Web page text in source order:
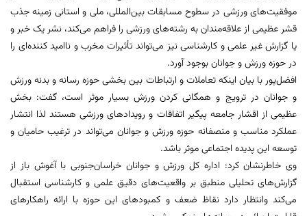
موفقیت‌های ورزشی در سطوح مسابقات بین‌المللی، ملی و استانی زمینه جذب
قشر عظیمی از علاقه‌مندان به رشته‌های ورزشی را فراهم می‌کند، نشر یک خبر و
یا گزارش غیر علمی و کارشناسی نیز می‌تواند تأثیرات مخرب و ناامید کننده‌ای را
در حوزه ورزش و جوانان بوجود آورد.
افضل‌پور با بیان اینکه تعاملات و ارتباطات بین بخشی حوزه رسانه و بدنه ورزش
و جوانان در ترویج و همگانی کردن ورزش بسیار موثر است، گفت: بخش
عظیمی از اقشار جامعه پیگیر اتفاقات و رویدادهای ورزشی هستند لذا انتشار
عملکرد مناسب و منصفانه حوزه ورزش و جوانان می‌تواند در ترغیب حامیان و
توسعه این پدیده اجتماعی موثر باشد.
وی خاطرنشان کرد: اداره کل ورزش و جوانان خراسان‌جنوبی با آغوش باز از
گزارش‌های تحلیلی منطبق بر واقعیت‌های دقیق علمی و کارشناسی استقبال
می‌کند وانتظار دارد نقاظ ضعف و کمبودهای این حوزه با ارائه راهکارهای